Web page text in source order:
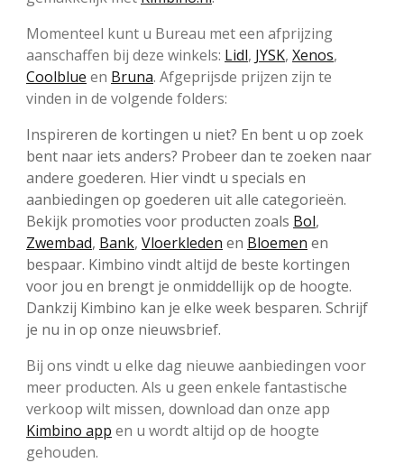
Momenteel kunt u Bureau met een afprijzing
aanschaffen bij deze winkels: Lidl, JYSK, Xenos,
Coolblue en Bruna. Afgeprijsde prijzen zijn te
vinden in de volgende folders:
Inspireren de kortingen u niet? En bent u op zoek
bent naar iets anders? Probeer dan te zoeken naar
andere goederen. Hier vindt u specials en
aanbiedingen op goederen uit alle categorieën.
Bekijk promoties voor producten zoals Bol,
Zwembad, Bank, Vloerkleden en Bloemen en
bespaar. Kimbino vindt altijd de beste kortingen
voor jou en brengt je onmiddellijk op de hoogte.
Dankzij Kimbino kan je elke week besparen. Schrijf
je nu in op onze nieuwsbrief.
Bij ons vindt u elke dag nieuwe aanbiedingen voor
meer producten. Als u geen enkele fantastische
verkoop wilt missen, download dan onze app
Kimbino app en u wordt altijd op de hoogte
gehouden.